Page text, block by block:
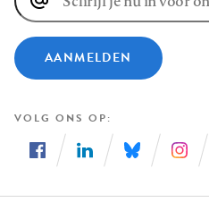
E-
mailadres
AANMELDEN
VOLG ONS OP
ons
ons
ons
ons